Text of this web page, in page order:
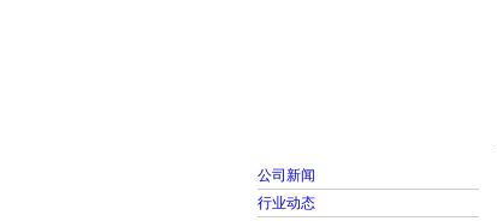
公司新闻
行业动态